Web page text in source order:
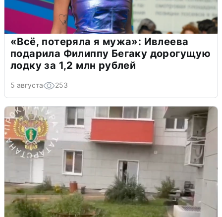
«Всё, потеряла я мужа»: Ивлеева
подарила Филиппу Бегаку дорогущую
лодку за 1,2 млн рублей
5 августа 253